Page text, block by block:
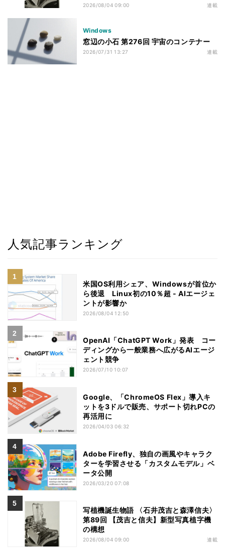
2026/08/04 09:00 連載
Windows
窓辺の小石 第276回 宇宙のコンテナー
2026/07/31 13:27 連載
人気記事ランキング
米国OS利用シェア、Windowsが首位か
ら後退 Linux初の10％超 - AIエージェ
ントが影響か
2026/08/04 12:50
OpenAI「ChatGPT Work」発表 コー
ディングから一般業務へ広がるAIエージ
ェント競争
2026/07/10 10:07
Google、「ChromeOS Flex」導入キ
ットを3ドルで販売、サポート切れPCの
再活用に
2026/04/03 06:32
Adobe Firefly、独自の画風やキャラク
ターを学習させる「カスタムモデル」ベ
ータ公開
2026/03/20 07:08
写植機誕生物語 〈石井茂吉と森澤信夫〉
第89回 【茂吉と信夫】新型写真植字機
の構想
2026/08/04 09:00 連載